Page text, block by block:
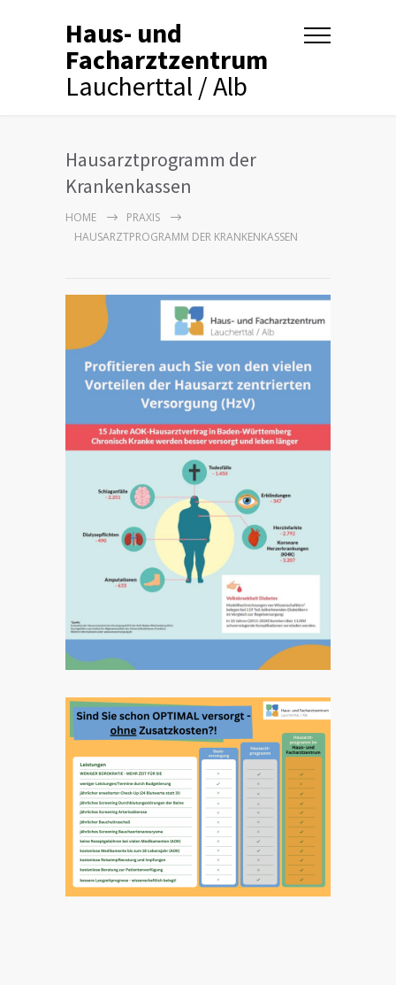
Haus- und
Facharztzentrum
Laucherttal / Alb
Hausarztprogramm der
Krankenkassen
HOME
PRAXIS
HAUSARZTPROGRAMM DER KRANKENKASSEN